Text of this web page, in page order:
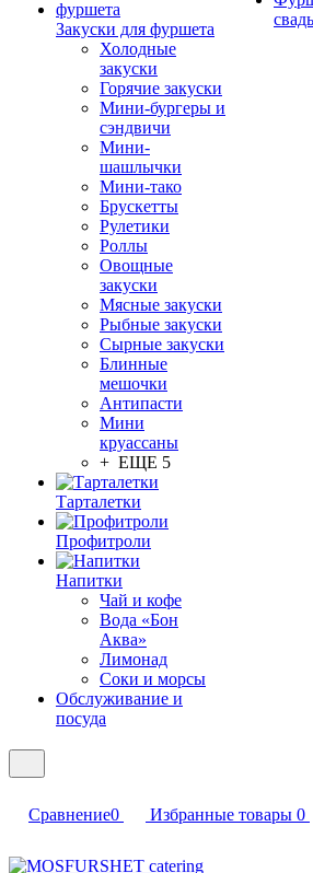
Закуски для фуршета
Холодные
закуски
Горячие закуски
Мини-бургеры и
сэндвичи
Мини-
шашлычки
Мини-тако
Брускетты
Рулетики
Роллы
Овощные
закуски
Мясные закуски
Рыбные закуски
Сырные закуски
Блинные
мешочки
Антипасти
Мини
круассаны
+ ЕЩЕ 5
Тарталетки
Профитроли
Напитки
Чай и кофе
Вода «Бон
Аква»
Лимонад
Соки и морсы
Обслуживание и
посуда
Сравнение0 Избранные товары 0